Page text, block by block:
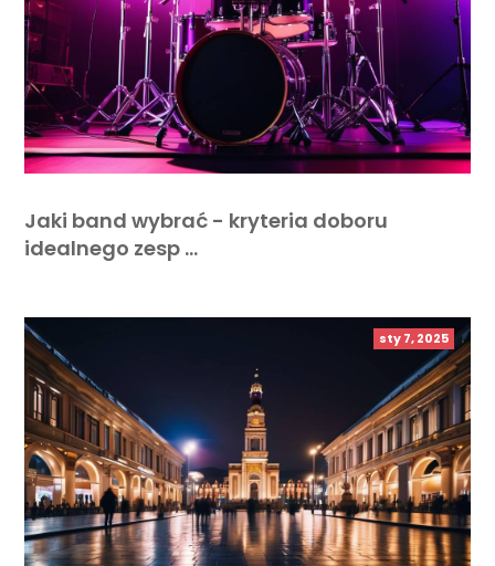
Jaki band wybrać - kryteria doboru
idealnego zesp …
sty 7, 2025